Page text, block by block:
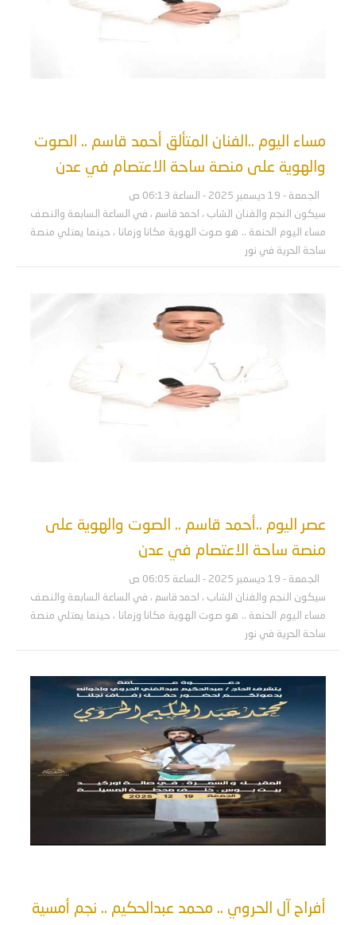
مساء اليوم ..الفنان المتألق أحمد قاسم .. الصوت
والهوية على منصة ساحة الاعتصام في عدن
الجمعة - 19 ديسمبر 2025 - الساعة 06:13 ص
سيكون النجم والفنان الشاب ، احمد قاسم ، في الساعة السابعة والنصف
مساء اليوم الحنعة .. هو صوت الهوية مكانا وزمانا ، حينما يعتلي منصة
ساحة الحرية في نور
عصر اليوم ..أحمد قاسم .. الصوت والهوية على
منصة ساحة الاعتصام في عدن
الجمعة - 19 ديسمبر 2025 - الساعة 06:05 ص
سيكون النجم والفنان الشاب ، احمد قاسم ، في الساعة السابعة والنصف
مساء اليوم الحنعة .. هو صوت الهوية مكانا وزمانا ، حينما يعتلي منصة
ساحة الحرية في نور
أفراح آل الحروي .. محمد عبدالحكيم .. نجم أمسية